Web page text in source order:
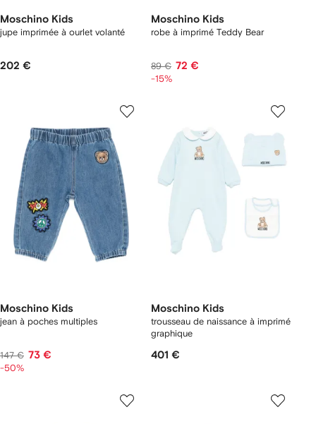
Moschino Kids
jupe imprimée à ourlet volanté
202 €
Moschino Kids
robe à imprimé Teddy Bear
89 € 72 €
-15%
Moschino Kids
jean à poches multiples
147 € 73 €
-50%
Moschino Kids
trousseau de naissance à imprimé
graphique
401 €